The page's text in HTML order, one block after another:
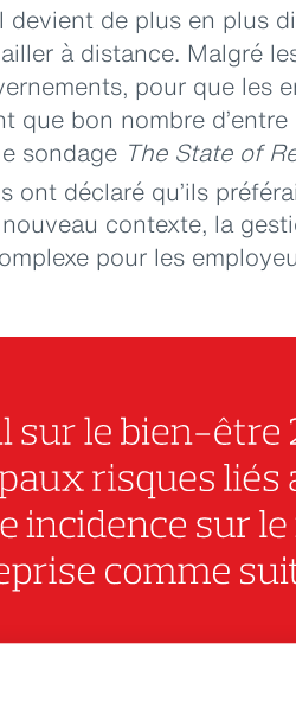
de plus en plus
à distance. Malgré
pour que les
que bon nombre
sondage The State of
ont déclaré qu’ils
contexte, la
pour les